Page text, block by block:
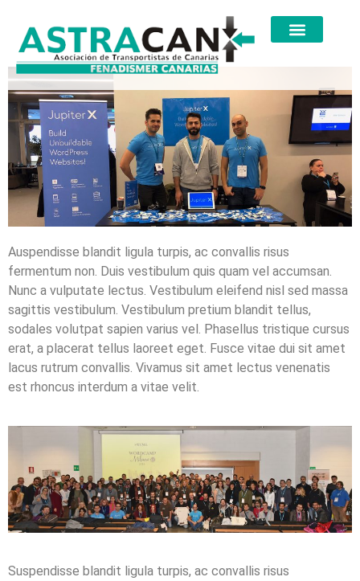
Auspendisse blandit ligula turpis, ac convallis risus
fermentum non. Duis vestibulum quis quam vel accumsan.
Nunc a vulputate lectus. Vestibulum eleifend nisl sed massa
sagittis vestibulum. Vestibulum pretium blandit tellus,
sodales volutpat sapien varius vel. Phasellus tristique cursus
erat, a placerat tellus laoreet eget. Fusce vitae dui sit amet
lacus rutrum convallis. Vivamus sit amet lectus venenatis
est rhoncus interdum a vitae velit.
Suspendisse blandit ligula turpis, ac convallis risus